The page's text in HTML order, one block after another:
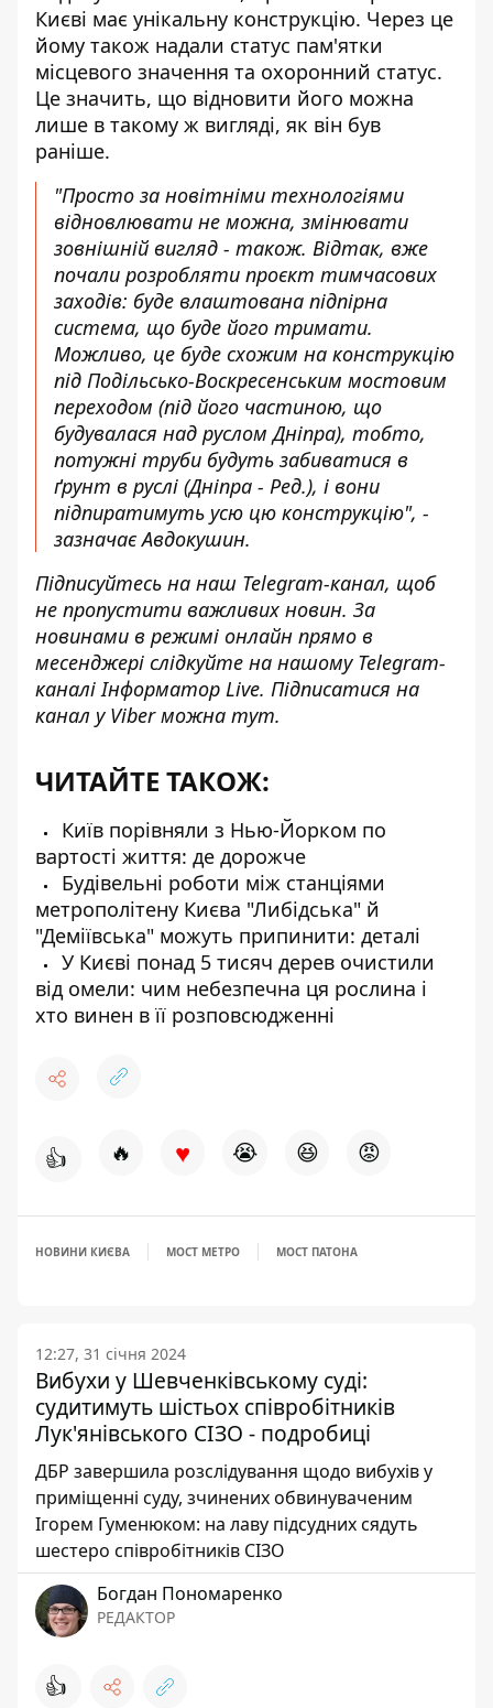
Києві має унікальну конструкцію. Через це
йому також надали статус пам'ятки
місцевого значення та охоронний статус.
Це значить, що відновити його можна
лише в такому ж вигляді, як він був
раніше.
"Просто за новітніми технологіями
відновлювати не можна, змінювати
зовнішній вигляд - також. Відтак, вже
почали розробляти проєкт тимчасових
заходів: буде влаштована підпірна
система, що буде його тримати.
Можливо, це буде схожим на конструкцію
під Подільсько-Воскресенським мостовим
переходом (під його частиною, що
будувалася над руслом Дніпра), тобто,
потужні труби будуть забиватися в
ґрунт в руслі (Дніпра - Ред.), і вони
підпиратимуть усю цю конструкцію", -
зазначає Авдокушин.
Підписуйтесь на наш Telegram-канал, щоб
не пропустити важливих новин. За
новинами в режимі онлайн прямо в
месенджері слідкуйте на нашому Telegram-
каналіІнформатор Live. Підписатися на
канал у Viber можна тут.
ЧИТАЙТЕ ТАКОЖ:
Київ порівняли з Нью-Йорком по
вартості життя: де дорожче
Будівельні роботи між станціями
метрополітену Києва "Либідська" й
"Деміївська" можуть припинити: деталі
У Києві понад 5 тисяч дерев очистили
від омели: чим небезпечна ця рослина і
хто винен в її розповсюдженні
👍 🔥 ♥ 😭 😆 😡
НОВИНИ КИЄВА МОСТ МЕТРО МОСТ ПАТОНА
12:27, 31 січня 2024
Вибухи у Шевченківському суді:
судитимуть шістьох співробітників
Лук'янівського СІЗО - подробиці
ДБР завершила розслідування щодо вибухів у
приміщенні суду, зчинених обвинуваченим
Ігорем Гуменюком: на лаву підсудних сядуть
шестеро співробітників СІЗО
Богдан Пономаренко
РЕДАКТОР
👍